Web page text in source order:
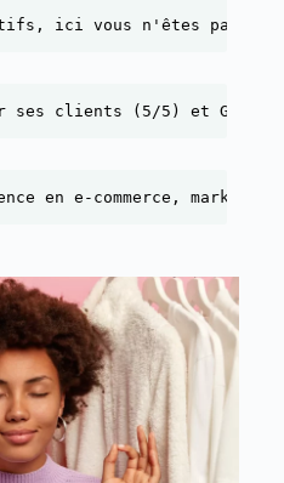
ici vous n'êtes pas un
ses clients (5/5) et Google
en e-commerce,